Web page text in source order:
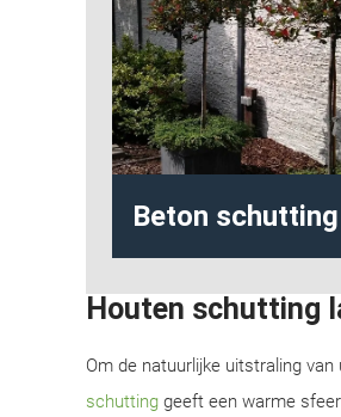
schutting Douglas
Houten schutting
Om de natuurlijke uitstraling
schutting geeft een warme